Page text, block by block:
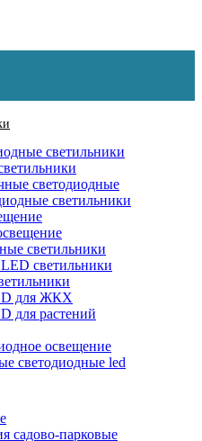
светильники
светодиодные
светильники
светильники
светильники
для ЖКХ
для растений
освещение
светодиодные led
садово-парковые